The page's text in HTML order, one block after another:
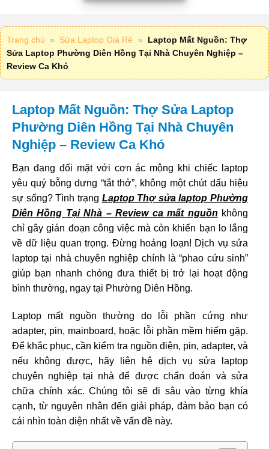
Trang chủ » Sửa Laptop Giá Rẻ »
Laptop Mất Nguồn: Thợ
Sửa Laptop Phường Diên Hồng Tại Nhà Chuyên Nghiệp –
Review Ca Khó
Laptop Mất Nguồn: Thợ Sửa Laptop
Phường Diên Hồng Tại Nhà Chuyên
Nghiệp – Review Ca Khó
Bạn đang đối mặt với cơn ác mộng khi chiếc laptop
yêu quý bỗng dưng “tắt thở”, không một chút dấu hiệu
sự sống? Tình trạng Laptop Thợ sửa laptop Phường
Diên Hồng Tại Nhà – Review ca mất nguồn không
chỉ gây gián đoạn công việc mà còn khiến bạn lo lắng
về dữ liệu quan trọng. Đừng hoảng loạn! Dịch vụ sửa
laptop tại nhà chuyên nghiệp chính là “phao cứu sinh”
giúp bạn nhanh chóng đưa thiết bị trở lại hoạt động
bình thường, ngay tại Phường Diên Hồng.
Laptop mất nguồn thường do lỗi phần cứng như
adapter, pin, mainboard, hoặc lỗi phần mềm hiếm gặp.
Để khắc phục, cần kiểm tra nguồn điện, pin, adapter, và
nếu không được, hãy liên hệ dịch vụ sửa laptop
chuyên nghiệp tại nhà để được chẩn đoán và sửa
chữa chính xác. Chúng tôi sẽ đi sâu vào từng khía
cạnh, từ nguyên nhân đến giải pháp, đảm bảo bạn có
cái nhìn toàn diện nhất về vấn đề này.